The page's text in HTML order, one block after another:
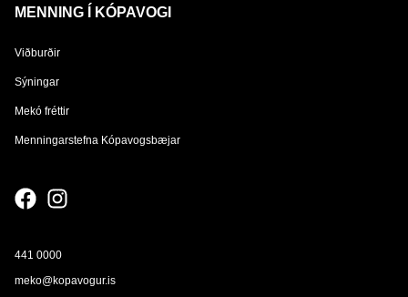
MENNING Í KÓPAVOGI
Viðburðir
Sýningar
Mekó fréttir
Menningarstefna Kópavogsbæjar
441 0000
meko@kopavogur.is